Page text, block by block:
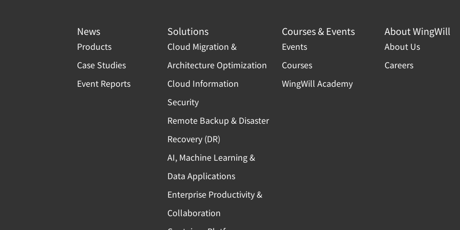
News
Products
Case Studies
Event Reports
Solutions
Cloud Migration &
Architecture Optimization
Cloud Information
Security
Remote Backup & Disaster
Recovery (DR)
AI, Machine Learning &
Data Applications
Enterprise Productivity &
Collaboration
Courses & Events
Events
Courses
WingWill Academy
About WingWill
About Us
Careers